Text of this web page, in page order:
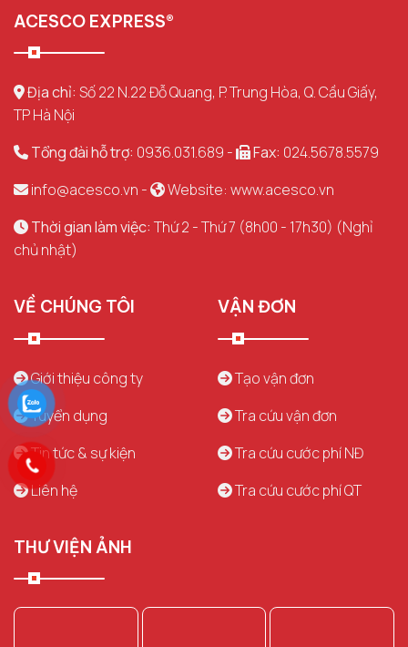
ACESCO EXPRESS®
Địa chỉ: Số 22 N.22 Đỗ Quang, P. Trung Hòa, Q. Cầu Giấy,
TP Hà Nội
Tổng đài hỗ trợ: 0936.031.689 - Fax: 024.5678.5579
info@acesco.vn -
Website: www.acesco.vn
Thời gian làm việc: Thứ 2 - Thứ 7 (8h00 - 17h30) (Nghỉ
chủ nhật)
VỀ CHÚNG TÔI
Giới thiệu công ty
Tuyển dụng
Tin tức & sự kiện
Liên hệ
VẬN ĐƠN
Tạo vận đơn
Tra cứu vận đơn
Tra cứu cước phí NĐ
Tra cứu cước phí QT
THƯ VIỆN ẢNH